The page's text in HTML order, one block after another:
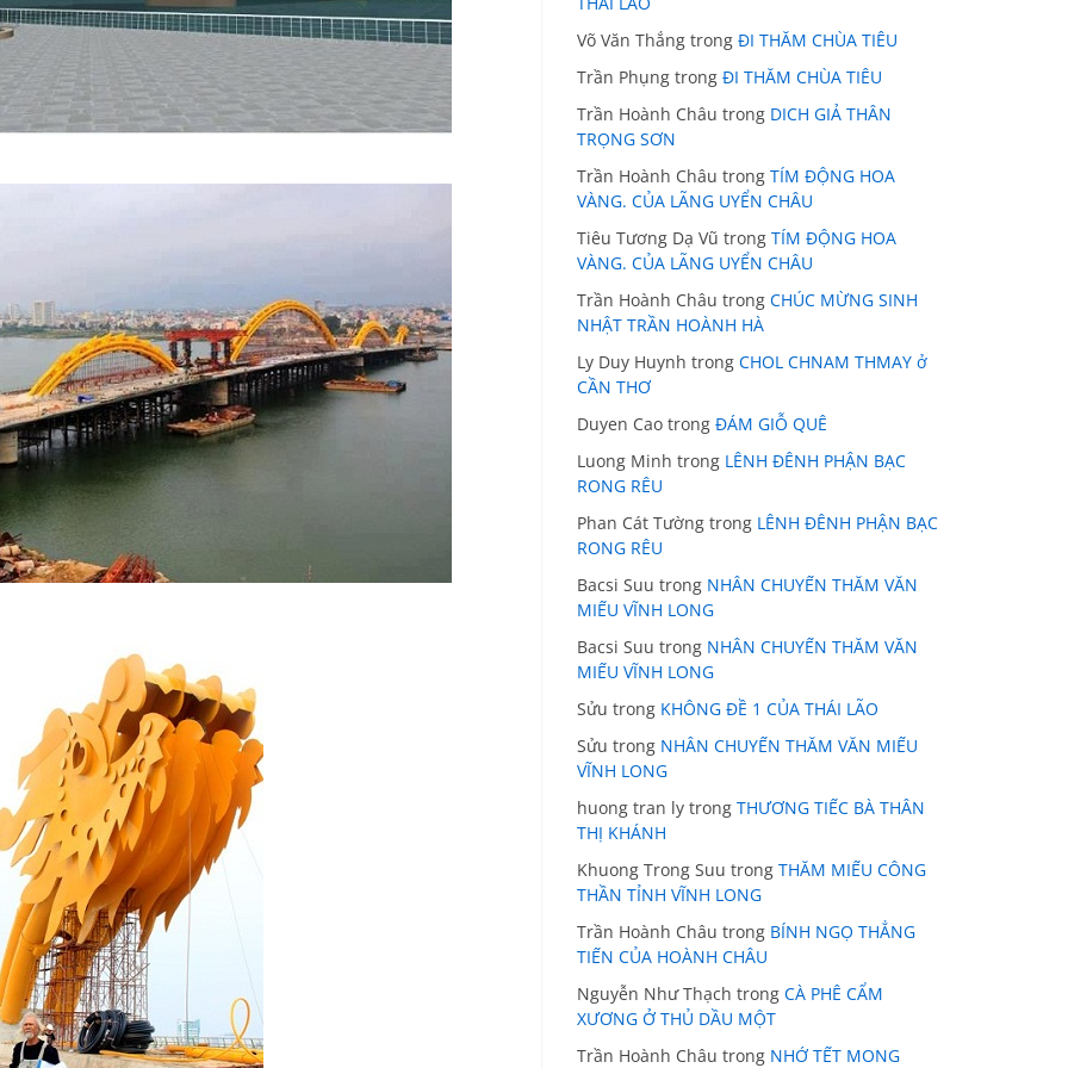
Võ Văn Thắng trong ĐI THĂM CHÙA TIÊU
Trần Phụng trong ĐI THĂM CHÙA TIÊU
Trần Hoành Châu trong DICH GIẢ THÂN
TRỌNG SƠN
Trần Hoành Châu trong TÍM ĐỘNG HOA
VÀNG. CỦA LÃNG UYỂN CHÂU
Tiêu Tương Dạ Vũ trong TÍM ĐỘNG HOA
VÀNG. CỦA LÃNG UYỂN CHÂU
Trần Hoành Châu trong CHÚC MỪNG SINH
NHẬT TRẦN HOÀNH HÀ
Ly Duy Huynh trong CHOL CHNAM THMAY ở
CẦN THƠ
Duyen Cao trong ĐÁM GIỖ QUÊ
Luong Minh trong LÊNH ĐÊNH PHẬN BẠC
RONG RÊU
Phan Cát Tường trong LÊNH ĐÊNH PHẬN BẠC
RONG RÊU
Bacsi Suu trong NHÂN CHUYẾN THĂM VĂN
MIẾU VĨNH LONG
Bacsi Suu trong NHÂN CHUYẾN THĂM VĂN
MIẾU VĨNH LONG
Sửu trong KHÔNG ĐỀ 1 CỦA THÁI LÃO
Sửu trong NHÂN CHUYẾN THĂM VĂN MIẾU
VĨNH LONG
huong tran ly trong THƯƠNG TIẾC BÀ THÂN
THỊ KHÁNH
Khuong Trong Suu trong THĂM MIẾU CÔNG
THẦN TỈNH VĨNH LONG
Trần Hoành Châu trong BÍNH NGỌ THẲNG
TIẾN CỦA HOÀNH CHÂU
Nguyễn Như Thạch trong CÀ PHÊ CẨM
XƯƠNG Ở THỦ DẦU MỘT
Trần Hoành Châu trong NHỚ TẾT MONG